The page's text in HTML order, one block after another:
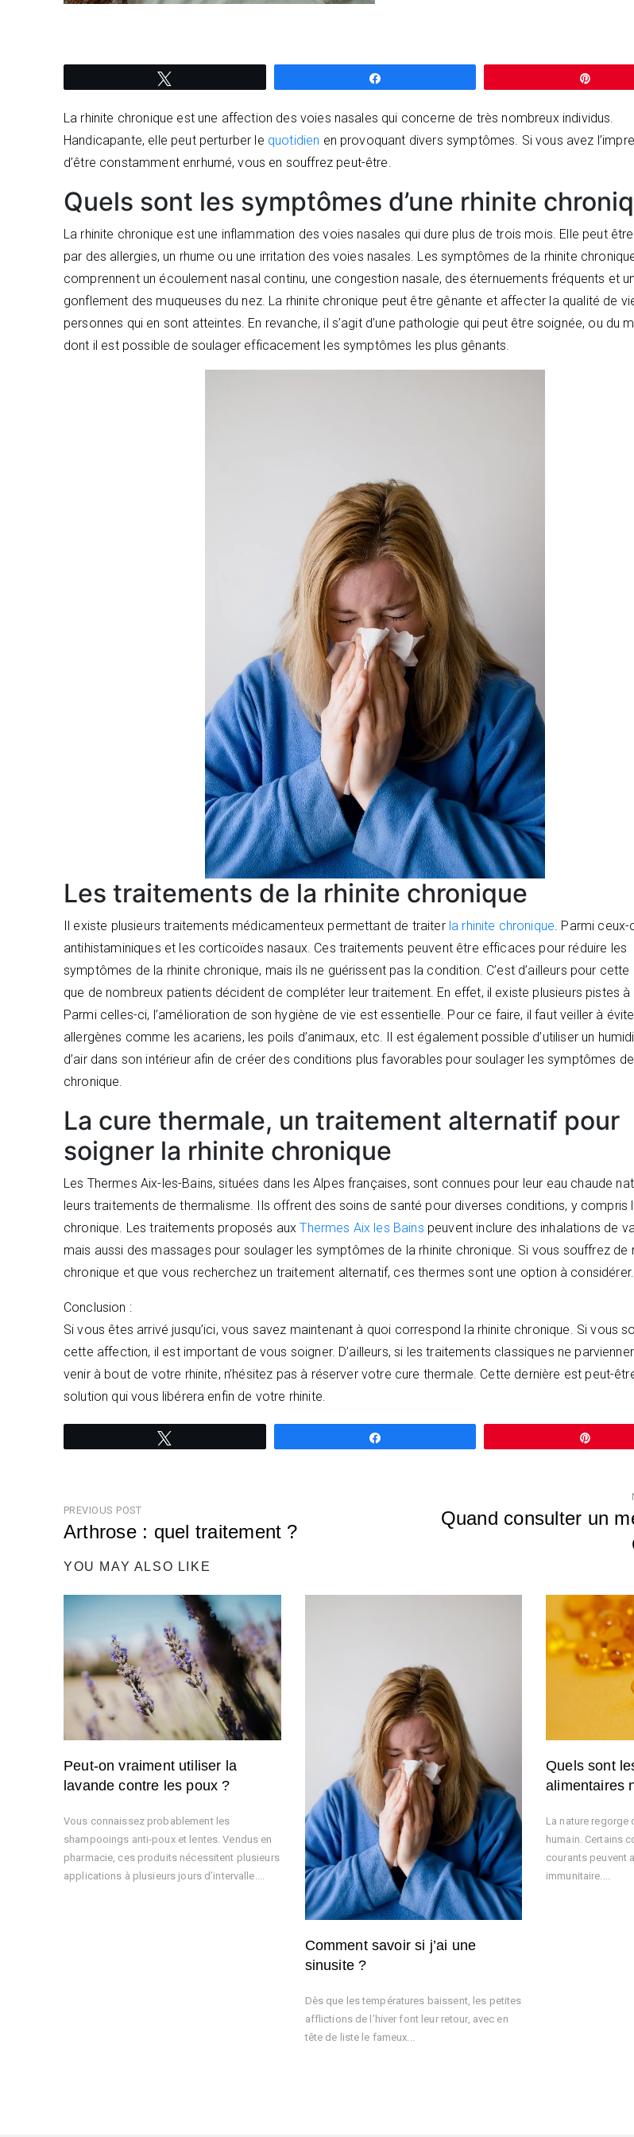
La rhinite chronique est une affection des voies nasales qui concerne de très nombreux individus.
Handicapante, elle peut perturber le quotidien en provoquant divers symptômes. Si vous avez
d’être constamment enrhumé, vous en souffrez peut-être.
Quels sont les symptômes d’une rhinite
La rhinite chronique est une inflammation des voies nasales qui dure plus de trois mois. Elle peut
par des allergies, un rhume ou une irritation des voies nasales. Les symptômes de la rhinite
comprennent un écoulement nasal continu, une congestion nasale, des éternuements fréquents et un
gonflement des muqueuses du nez. La rhinite chronique peut être gênante et affecter la qualité de
personnes qui en sont atteintes. En revanche, il s’agit d’une pathologie qui peut être soignée, ou du
dont il est possible de soulager efficacement les symptômes les plus gênants.
Les traitements de la rhinite chronique
Il existe plusieurs traitements médicamenteux permettant de traiter la rhinite chronique. Parmi ceux-
antihistaminiques et les corticoïdes nasaux. Ces traitements peuvent être efficaces pour réduire les
symptômes de la rhinite chronique, mais ils ne guérissent pas la condition. C’est d’ailleurs pour cette
que de nombreux patients décident de compléter leur traitement. En effet, il existe plusieurs pistes à
Parmi celles-ci, l’amélioration de son hygiène de vie est essentielle. Pour ce faire, il faut veiller à
allergènes comme les acariens, les poils d’animaux, etc. Il est également possible d’utiliser un
d’air dans son intérieur afin de créer des conditions plus favorables pour soulager les symptômes
chronique.
La cure thermale, un traitement alternatif pour
soigner la rhinite chronique
Les Thermes Aix-les-Bains, situées dans les Alpes françaises, sont connues pour leur eau chaude
leurs traitements de thermalisme. Ils offrent des soins de santé pour diverses conditions, y compris
chronique. Les traitements proposés auxThermes Aix les Bains peuvent inclure des inhalations de
mais aussi des massages pour soulager les symptômes de la rhinite chronique. Si vous souffrez de
chronique et que vous recherchez un traitement alternatif, ces thermes sont une option à considérer.
Conclusion :
Si vous êtes arrivé jusqu’ici, vous savez maintenant à quoi correspond la rhinite chronique. Si vous
cette affection, il est important de vous soigner. D’ailleurs, si les traitements classiques ne
venir à bout de votre rhinite, n’hésitez pas à réserver votre cure thermale. Cette dernière est peut-
solution qui vous libérera enfin de votre rhinite.
Navigation
de
l’article
PREVIOUS POST
Arthrose : quel traitement ?
Post
Quand consulter un
YOU MAY ALSO LIKE
Peut-on vraiment utiliser la
lavande contre les poux ?
Vous connaissez probablement les
shampooings anti-poux et lentes. Vendus en
pharmacie, ces produits nécessitent plusieurs
applications à plusieurs jours d’intervalle....
Comment savoir si j’ai une
sinusite ?
Dès que les températures baissent, les petites
afflictions de l’hiver font leur retour, avec en
tête de liste le fameux...
Quels sont
alimentaires
La nature
humain. Certains
courants peuvent
immunitaire....